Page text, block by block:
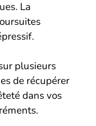
La
plusieurs
de récupérer
dans vos